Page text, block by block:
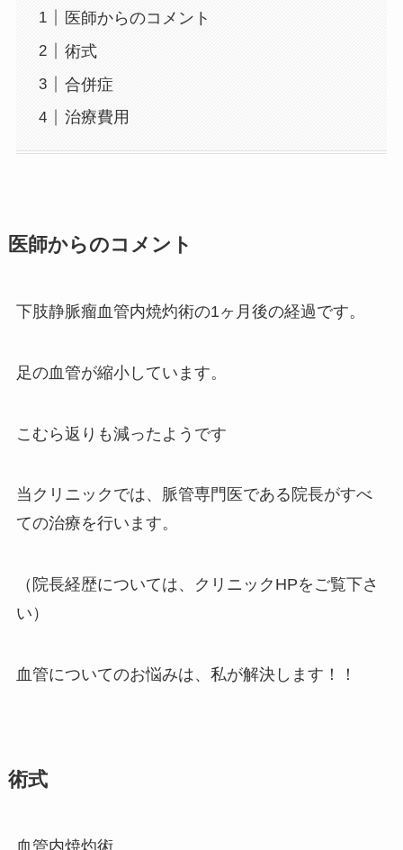
医師からのコメント
術式
合併症
治療費用
医師からのコメント
下肢静脈瘤血管内焼灼術の1ヶ月後の経過です。
足の血管が縮小しています。
こむら返りも減ったようです
当クリニックでは、脈管専門医である院長がすべ
ての治療を行います。
（院長経歴については、クリニックHPをご覧下さ
い）
血管についてのお悩みは、私が解決します！！
術式
血管内焼灼術